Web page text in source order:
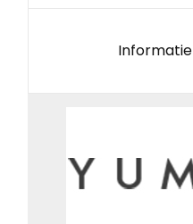
Informatie